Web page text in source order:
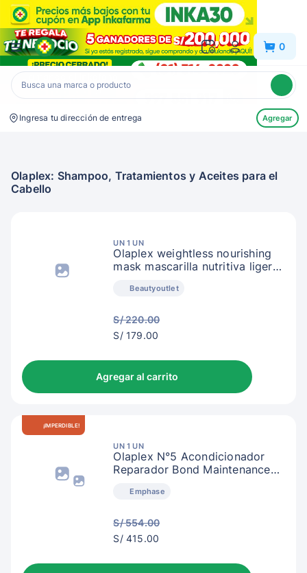
Inkafarma 0
Ingresa tu dirección de entrega Agregar
Olaplex: Shampoo, Tratamientos y Aceites para el
Cabello
UN 1 UN
Olaplex weightless nourishing
mask mascarilla nutritiva ligera
Beautyoutlet
S/ 220.00
S/
S/ 179.00
Agregar al carrito
¡IMPERDIBLE!
UN 1 UN
Olaplex N°5 Acondicionador
Reparador Bond Maintenance
Emphase
S/ 554.00
S/
S/ 415.00